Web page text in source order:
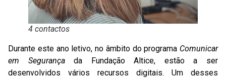
4 contactos
Durante este ano letivo, no âmbito do programa Comunicar
em Segurançada Fundação Altice, estão a ser
desenvolvidos vários recursos digitais. Um desses